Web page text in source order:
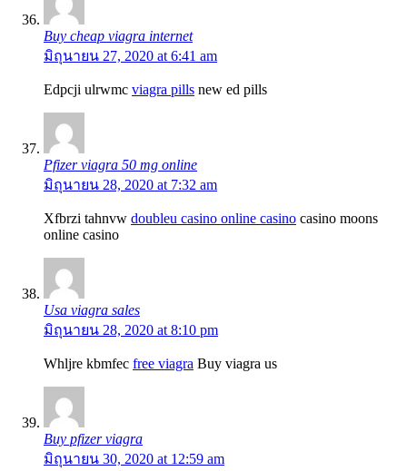
Buy cheap viagra internet
มิถุนายน 27, 2020 at 6:41 am
Edpcji ulrwmc viagra pills new ed pills
Pfizer viagra 50 mg online
มิถุนายน 28, 2020 at 7:32 am
Xfbrzi tahnvw doubleu casino online casino casino moons
online casino
Usa viagra sales
มิถุนายน 28, 2020 at 8:10 pm
Whljre kbmfec free viagra Buy viagra us
Buy pfizer viagra
มิถุนายน 30, 2020 at 12:59 am